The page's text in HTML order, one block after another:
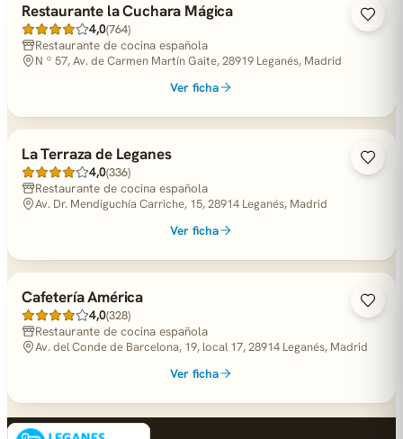
Restaurante la Cuchara Mágica
4,0(764)
Restaurante de cocina española
N º 57, Av. de Carmen Martín Gaite, 28919 Leganés, Madrid
Ver ficha
La Terraza de Leganes
4,0(336)
Restaurante de cocina española
Av. Dr. Mendiguchía Carriche, 15, 28914 Leganés, Madrid
Ver ficha
Cafetería América
4,0(328)
Restaurante de cocina española
Av. del Conde de Barcelona, 19, local 17, 28914 Leganés, Madrid
Ver ficha